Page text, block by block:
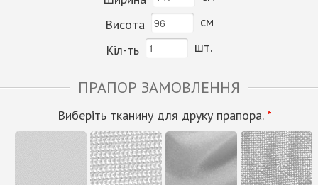
Висота
см
Кіл-ть
шт.
ПРАПОР ЗАМОВЛЕННЯ
Виберіть тканину для друку прапора. *